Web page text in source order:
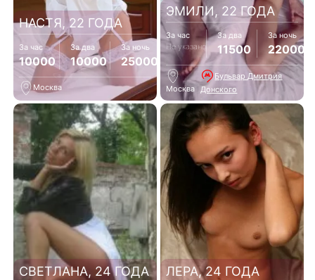
НАСТЯ, 22 ГОДА
За час
10000
За два
10000
За ночь
25000
Москва
ЭМИЛИ, 22 ГОДА
За час
Не указано
За два
11500
За ночь
22000
Москва
Бульвар Дмитрия
Донского
СВЕТЛАНА, 24 ГОДА ЛЕРА, 24 ГОДА